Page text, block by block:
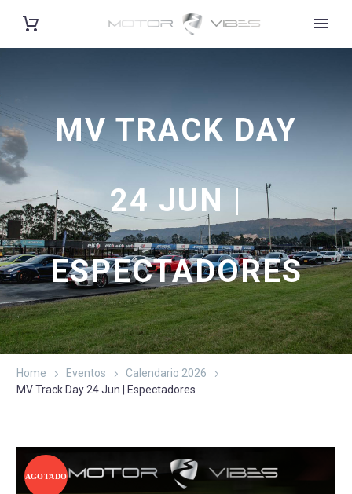
MV TRACK DAY
24 JUN |
ESPECTADORES
Home Eventos
Calendario 2026
MV Track Day 24 Jun | Espectadores
AGOTADO